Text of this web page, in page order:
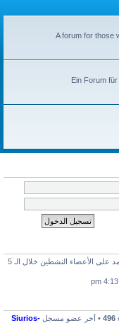
A forum for those
Ein Forum
مستخدمًا : 6 أعضاء، و 69 زائرًا (هذه البيانات تعتمد على الأعضاء النشطين خلال الـ 5
496 • آخر عضو مسجل Siurios-